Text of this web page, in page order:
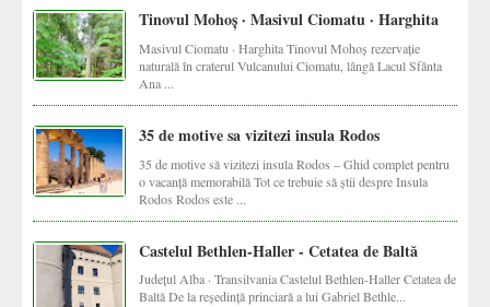
Tinovul Mohoș · Masivul Ciomatu · Harghita
Masivul Ciomatu · Harghita Tinovul Mohoș rezervație
naturală în craterul Vulcanului Ciomatu, lângă Lacul Sfânta
Ana ...
35 de motive sa vizitezi insula Rodos
35 de motive să vizitezi insula Rodos – Ghid complet pentru
o vacanță memorabilă Tot ce trebuie să știi despre Insula
Rodos Rodos este ...
Castelul Bethlen-Haller - Cetatea de Baltă
Județul Alba · Transilvania Castelul Bethlen-Haller Cetatea de
Baltă De la reședință princiară a lui Gabriel Bethle...